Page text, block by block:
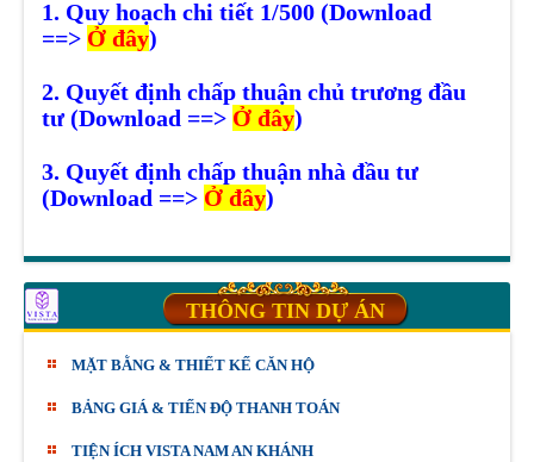
1. Quy hoạch chi tiết 1/500 (Download
==> Ở đây)
2. Quyết định chấp thuận chủ trương đầu
tư (Download ==> Ở đây)
3. Quyết định chấp thuận nhà đầu tư
(Download ==> Ở đây)
THÔNG TIN DỰ ÁN
MẶT BẰNG & THIẾT KẾ CĂN HỘ
BẢNG GIÁ & TIẾN ĐỘ THANH TOÁN
TIỆN ÍCH VISTA NAM AN KHÁNH